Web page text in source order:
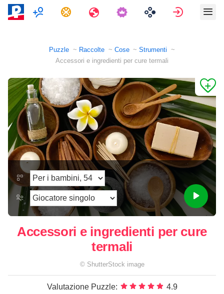
Multigiocatore
Compiti Viaggi Accedi
Puzzle Raccolte Cose
Strumenti
Accessori e ingredienti per cure termali
Accessori e ingredienti per cure
termali
© ShutterStock image
Valutazione Puzzle: 4.9